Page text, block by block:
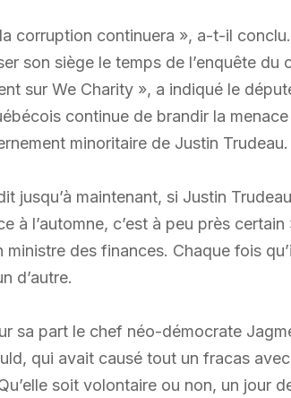
corruption continuera », a-t-il
son siège le temps de l’enquête du
sur We Charity », a indiqué le
continue de brandir la
minoritaire de Justin Trudeau.
jusqu’à maintenant, si Justin
l’automne, c’est à peu près certain
des finances. Chaque fois
d’autre.
sa part le chef néo-démocrate
qui avait causé tout un fracas
soit volontaire ou non, un jour